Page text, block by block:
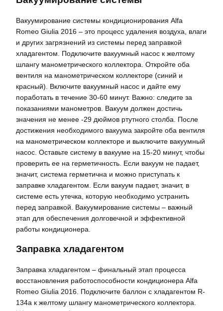
Вакуумирование системы кондиционирования Alfa
Romeo Giulia 2016 – это процесс удаления воздуха, влаги
и других загрязнений из системы перед заправкой
хладагентом. Подключите вакуумный насос к желтому
шлангу манометрического коллектора. Откройте оба
вентиля на манометрическом коллекторе (синий и
красный). Включите вакуумный насос и дайте ему
поработать в течение 30-60 минут. Важно: следите за
показаниями манометров. Вакуум должен достичь
значения не менее -29 дюймов ртутного столба. После
достижения необходимого вакуума закройте оба вентиля
на манометрическом коллекторе и выключите вакуумный
насос. Оставьте систему в вакууме на 15-20 минут, чтобы
проверить ее на герметичность. Если вакуум не падает,
значит, система герметична и можно приступать к
заправке хладагентом. Если вакуум падает, значит, в
системе есть утечка, которую необходимо устранить
перед заправкой. Вакуумирование системы – важный
этап для обеспечения долговечной и эффективной
работы кондиционера.
Заправка хладагентом
Заправка хладагентом – финальный этап процесса
восстановления работоспособности кондиционера Alfa
Romeo Giulia 2016. Подключите баллон с хладагентом R-
134a к желтому шлангу манометрического коллектора.